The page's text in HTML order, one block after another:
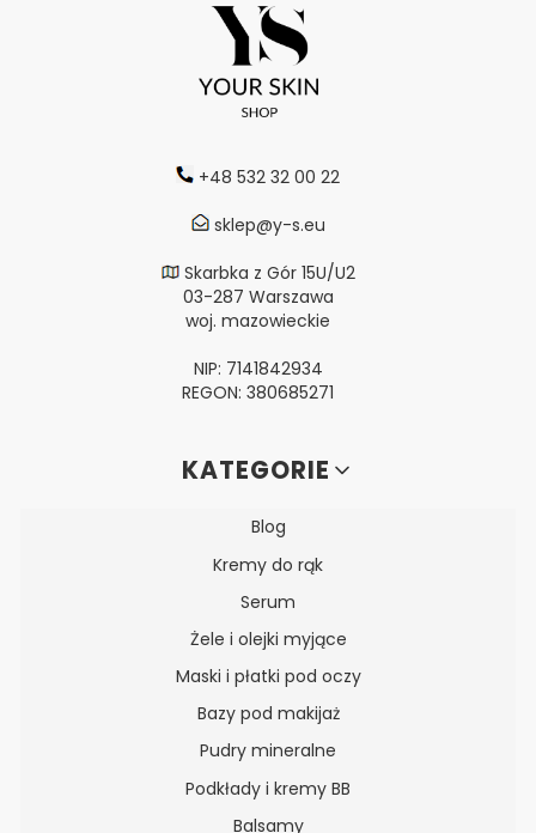
+48 532 32 00 22
sklep@y-s.eu
Skarbka z Gór 15U/U2
03-287 Warszawa
woj. mazowieckie
NIP: 7141842934
REGON: 380685271
Linki w stopceKATEGORIE
Blog
Kremy do rąk
Serum
Żele i olejki myjące
Maski i płatki pod oczy
Bazy pod makijaż
Pudry mineralne
Podkłady i kremy BB
Balsamy